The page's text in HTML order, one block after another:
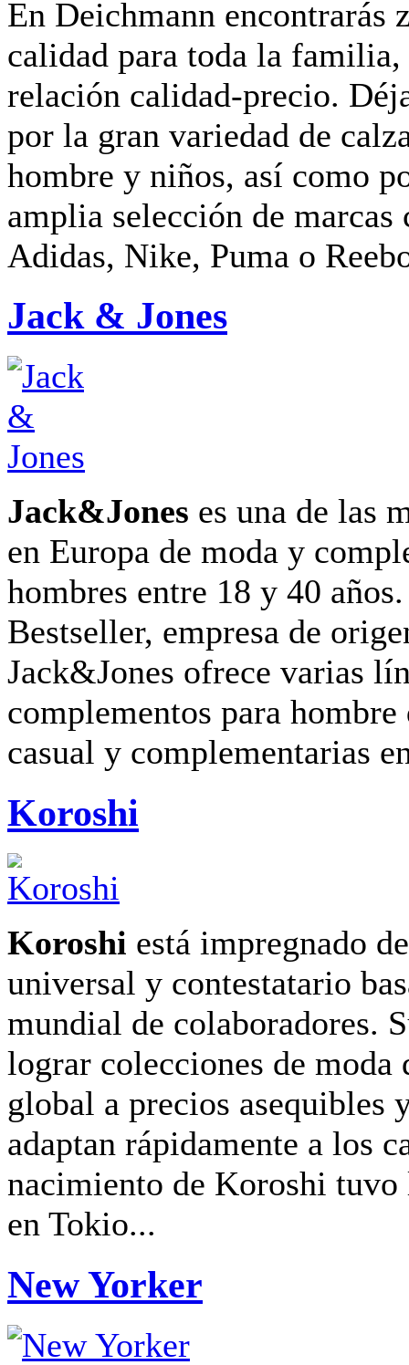
En Deichmann encontrarás
calidad para toda la
relación calidad-precio.
por la gran variedad de
hombre y niños, así como
amplia selección de
Adidas, Nike, Puma o
Jack & Jones
Jack&Jones es una de las
en Europa de moda y
hombres entre 18 y 40
Bestseller, empresa de
Jack&Jones ofrece varias
complementos para
casual y complementarias
Koroshi
Koroshi está impregnado
universal y contestatario
mundial de colaboradores.
lograr colecciones de moda
global a precios asequibles
adaptan rápidamente a los
nacimiento de Koroshi tuvo
en Tokio...
New Yorker